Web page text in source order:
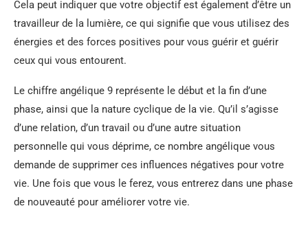
Cela peut indiquer que votre objectif est également d’être un
travailleur de la lumière, ce qui signifie que vous utilisez des
énergies et des forces positives pour vous guérir et guérir
ceux qui vous entourent.
Le chiffre angélique 9 représente le début et la fin d’une
phase, ainsi que la nature cyclique de la vie. Qu’il s’agisse
d’une relation, d’un travail ou d’une autre situation
personnelle qui vous déprime, ce nombre angélique vous
demande de supprimer ces influences négatives pour votre
vie. Une fois que vous le ferez, vous entrerez dans une phase
de nouveauté pour améliorer votre vie.